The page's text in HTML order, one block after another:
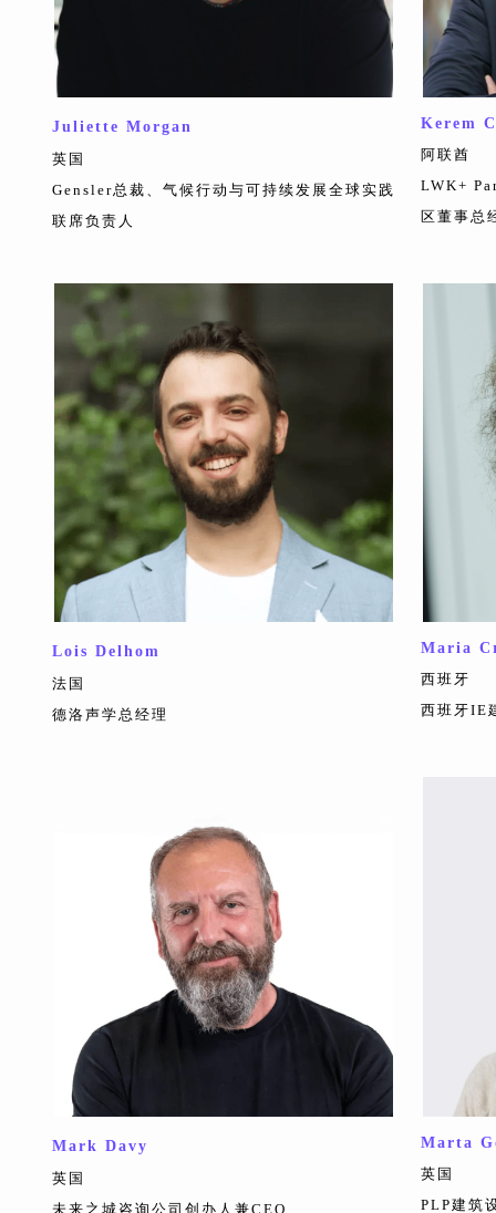
Juliette Morgan
英国
Gensler总裁、气候行动与可持续发展全球实践
联席负责人
Kerem
阿联酋
LWK+
区董事
Lois Delhom
法国
德洛声学总经理
Maria
西班牙
西班牙IE
Mark Davy
英国
未来之城咨询公司创办人兼CEO
Marta
英国
PLP建筑